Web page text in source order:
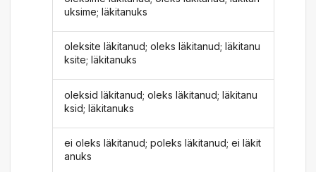
uksime; läkitanuks
oleksite läkitanud; oleks läkitanud; läkitanu
ksite; läkitanuks
oleksid läkitanud; oleks läkitanud; läkitanu
ksid; läkitanuks
ei oleks läkitanud; poleks läkitanud; ei läkit
anuks